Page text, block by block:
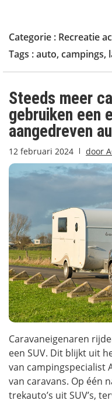
Categorie : Recreatie
Tags :auto, campings,
Steeds meer
gebruiken een
aangedreven
12 februari 2024 door
Caravaneigenaren
een SUV. Dit blijkt uit
van campingspecialist
van caravans. Op één
trekauto’s uit SUV’s,